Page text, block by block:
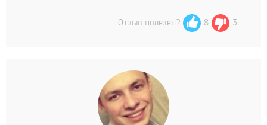
Отзыв полезен? 8 3